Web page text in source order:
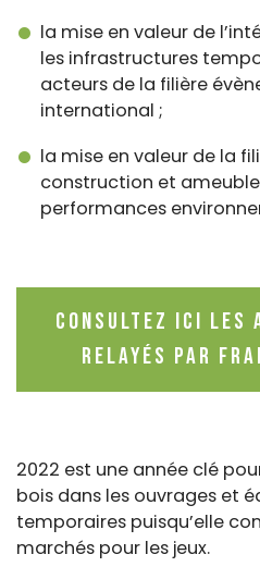
la mise en valeur de
les infrastructures
acteurs de la filière
international ;
la mise en valeur de la
construction et
performances
Consultez ici les
relayés par
2022 est une année clé
bois dans les ouvrages et
temporaires puisqu’elle
marchés pour les jeux.